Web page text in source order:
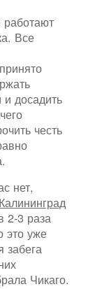
работают
Все
досадить
честь
нет,
2-3 раза
это уже
забега
Чикаго.